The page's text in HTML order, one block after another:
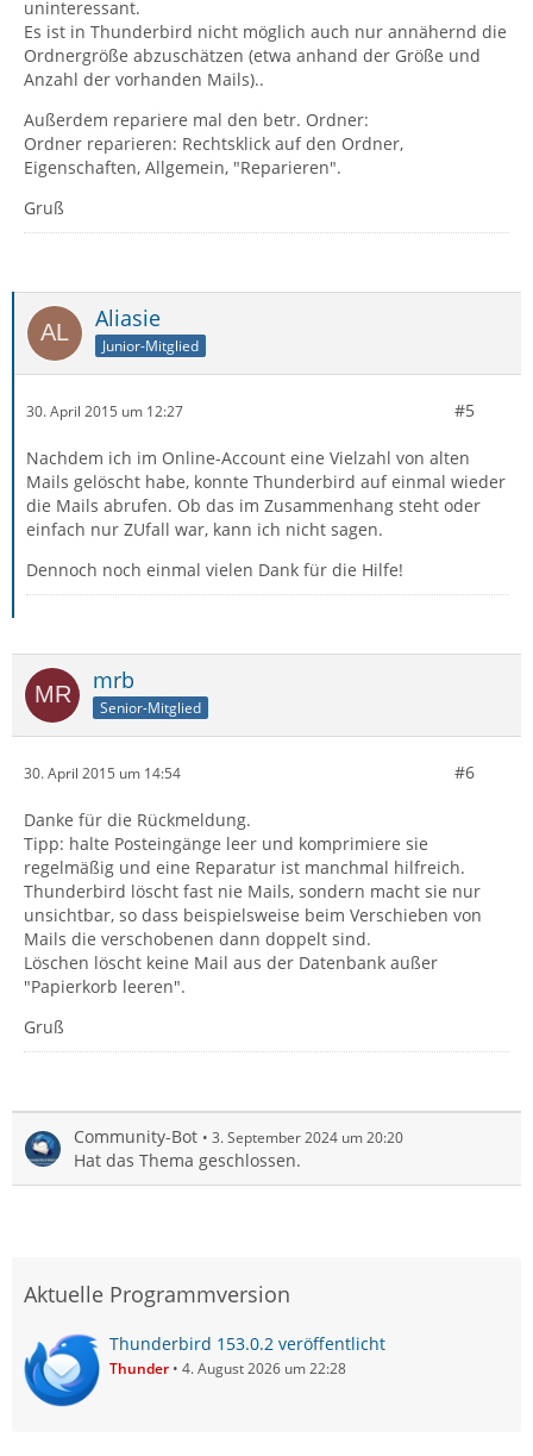
uninteressant.
Es ist in Thunderbird nicht möglich auch nur annähernd die
Ordnergröße abzuschätzen (etwa anhand der Größe und
Anzahl der vorhanden Mails)..
Außerdem repariere mal den betr. Ordner:
Ordner reparieren: Rechtsklick auf den Ordner,
Eigenschaften, Allgemein, "Reparieren".
Gruß
Aliasie
Junior-Mitglied
30. April 2015 um 12:27 #5
Nachdem ich im Online-Account eine Vielzahl von alten
Mails gelöscht habe, konnte Thunderbird auf einmal wieder
die Mails abrufen. Ob das im Zusammenhang steht oder
einfach nur ZUfall war, kann ich nicht sagen.
Dennoch noch einmal vielen Dank für die Hilfe!
mrb
Senior-Mitglied
30. April 2015 um 14:54 #6
Danke für die Rückmeldung.
Tipp: halte Posteingänge leer und komprimiere sie
regelmäßig und eine Reparatur ist manchmal hilfreich.
Thunderbird löscht fast nie Mails, sondern macht sie nur
unsichtbar, so dass beispielsweise beim Verschieben von
Mails die verschobenen dann doppelt sind.
Löschen löscht keine Mail aus der Datenbank außer
"Papierkorb leeren".
Gruß
Community-Bot 3. September 2024 um 20:20
Hat das Thema geschlossen.
Aktuelle Programmversion
Thunderbird 153.0.2 veröffentlicht
Thunder 4. August 2026 um 22:28